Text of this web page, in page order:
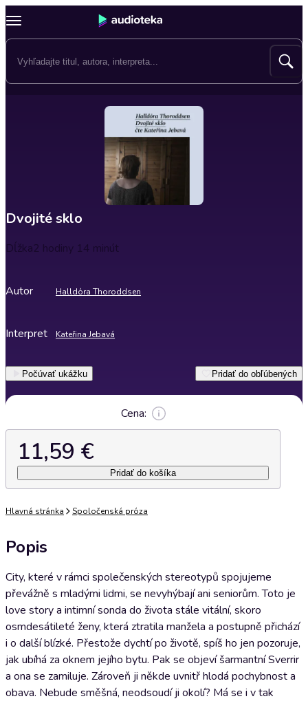
Dvojité sklo
Dĺžka2 hodiny 14 minút
Autor Halldóra Thoroddsen
Interpret Kateřina Jebavá
Počúvať ukážku Pridať do obľúbených
Cena:
11,59 €
Pridať do košíka
Hlavná stránka Spoločenská próza
Popis
City, které v rámci společenských stereotypů spojujeme
převážně s mladými lidmi, se nevyhýbají ani seniorům. Toto je
love story a intimní sonda do života stále vitální, skoro
osmdesátileté ženy, která ztratila manžela a postupně přichází
i o další blízké. Přestože dychtí po životě, spíš ho jen pozoruje,
jak ubíhá za oknem jejího bytu. Pak se objeví šarmantní Sverrir
a ona se zamiluje. Zároveň ji někde uvnitř hlodá pochybnost a
obava. Nebude směšná, neodsoudí ji okolí? Má se i v tak